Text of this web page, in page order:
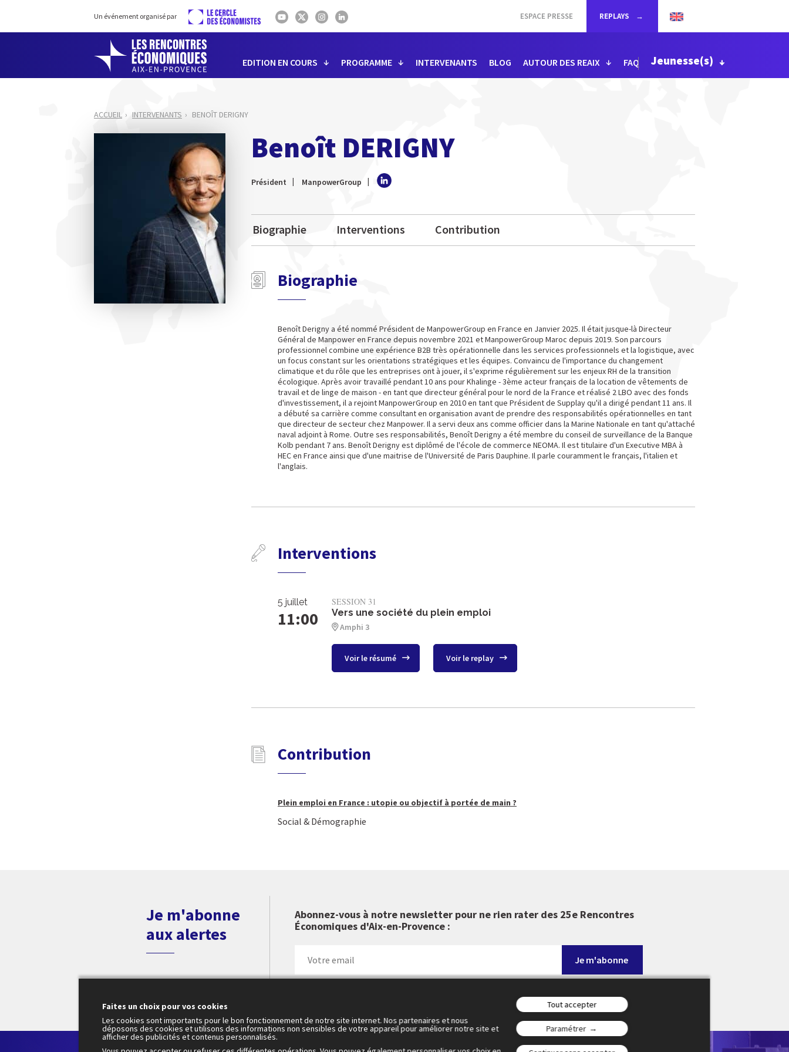
Un événement organisé par ESPACE PRESSE REPLAYS
EDITION EN COURS PROGRAMME INTERVENANTS BLOG AUTOUR DES REAIX FAQ Jeunesse(s)
ACCUEIL INTERVENANTS BENOÎT DERIGNY
Benoît DERIGNY
Président ManpowerGroup
Biographie Interventions Contribution
Biographie
Benoît Derigny a été nommé Président de ManpowerGroup en France en Janvier 2025. Il était jusque-là Directeur
Général de Manpower en France depuis novembre 2021 et ManpowerGroup Maroc depuis 2019. Son parcours
professionnel combine une expérience B2B très opérationnelle dans les services professionnels et la logistique, avec
un focus constant sur les orientations stratégiques et les équipes. Convaincu de l'importance du changement
climatique et du rôle que les entreprises ont à jouer, il s'exprime régulièrement sur les enjeux RH de la transition
écologique. Après avoir travaillé pendant 10 ans pour Khalinge - 3ème acteur français de la location de vêtements de
travail et de linge de maison - en tant que directeur général pour le nord de la France et réalisé 2 LBO avec des fonds
d'investissement, il a rejoint ManpowerGroup en 2010 en tant que Président de Supplay qu'il a dirigé pendant 11 ans. Il
a débuté sa carrière comme consultant en organisation avant de prendre des responsabilités opérationnelles en tant
que directeur de secteur chez Manpower. Il a servi deux ans comme officier dans la Marine Nationale en tant qu'attaché
naval adjoint à Rome. Outre ses responsabilités, Benoît Derigny a été membre du conseil de surveillance de la Banque
Kolb pendant 7 ans. Benoît Derigny est diplômé de l'école de commerce NEOMA. Il est titulaire d'un Executive MBA à
HEC en France ainsi que d'une maitrise de l'Université de Paris Dauphine. Il parle couramment le français, l'italien et
l'anglais.
Interventions
5 juillet
11:00
SESSION 31
Vers une société du plein emploi
Amphi 3
Voir le résumé Voir le replay
Contribution
Plein emploi en France : utopie ou objectif à portée de main ?
Social & Démographie
Je m'abonne
aux alertes
Abonnez-vous à notre newsletter pour ne rien rater des 25e Rencontres
Économiques d'Aix-en-Provence :
Le Cercle des économistes a créé les Rencontres Économiques d'Aix-en-Provence en
Faites un choix pour vos cookies
Les cookies sont importants pour le bon fonctionnement de notre site internet. Nos partenaires et nous
déposons des cookies et utilisons des informations non sensibles de votre appareil pour améliorer notre site et
afficher des publicités et contenus personnalisés.
Tout accepter
Paramétrer